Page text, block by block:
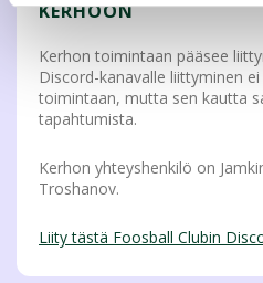
KERHOON
Kerhon toimintaan pääsee
Discord-kanavalle liittyminen
toimintaan, mutta sen kautta
tapahtumista.
Kerhon yhteyshenkilö on
Troshanov.
Liity tästä Foosball Clubin